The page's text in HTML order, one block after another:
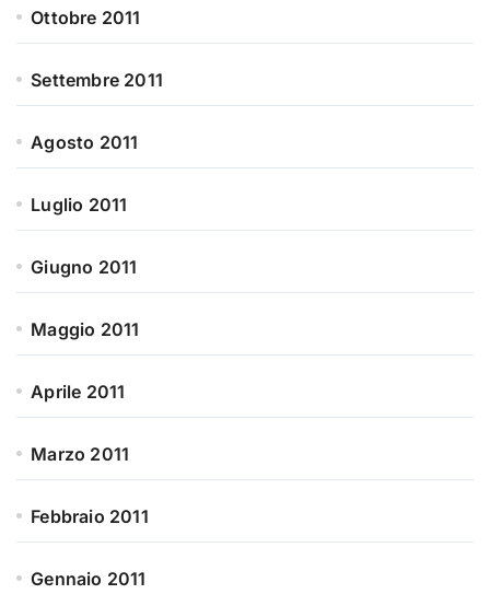
Ottobre 2011
Settembre 2011
Agosto 2011
Luglio 2011
Giugno 2011
Maggio 2011
Aprile 2011
Marzo 2011
Febbraio 2011
Gennaio 2011